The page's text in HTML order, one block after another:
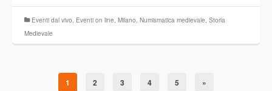
Eventi dal vivo Eventi on line Milano Numismatica medievale Storia
Medievale
1 2 3 4 5 »